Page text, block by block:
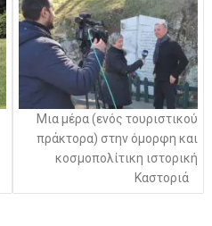
Μια μέρα (ενός τουριστικού
πράκτορα) στην όμορφη και
κοσμοπολίτικη ιστορική
Καστοριά